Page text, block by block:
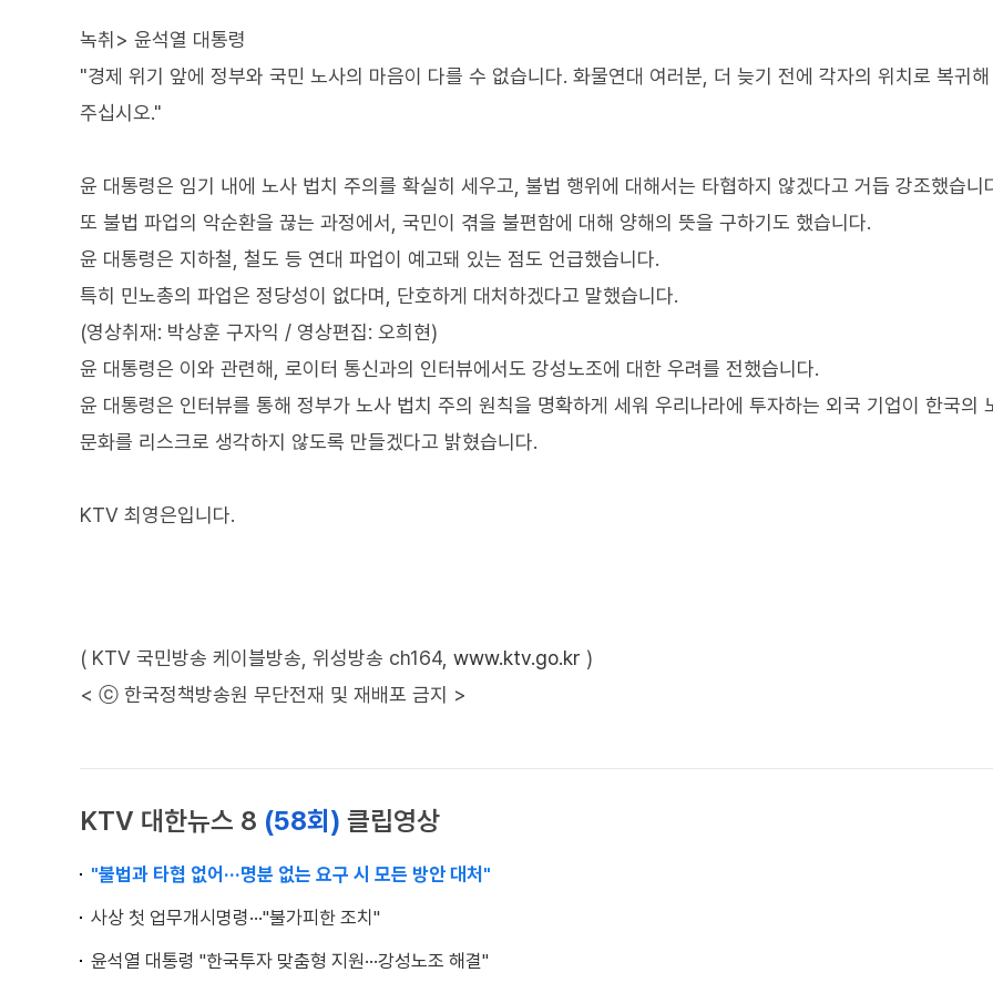
녹취> 윤석열 대통령
"경제 위기 앞에 정부와 국민 노사의 마음이 다를 수 없습니다. 화물연대 여러분, 더 늦기 전에 각자의 위치로 복귀해
주십시오."
윤 대통령은 임기 내에 노사 법치 주의를 확실히 세우고, 불법 행위에 대해서는 타협하지 않겠다고 거듭 강조했습니
또 불법 파업의 악순환을 끊는 과정에서, 국민이 겪을 불편함에 대해 양해의 뜻을 구하기도 했습니다.
윤 대통령은 지하철, 철도 등 연대 파업이 예고돼 있는 점도 언급했습니다.
특히 민노총의 파업은 정당성이 없다며, 단호하게 대처하겠다고 말했습니다.
(영상취재: 박상훈 구자익 / 영상편집: 오희현)
윤 대통령은 이와 관련해, 로이터 통신과의 인터뷰에서도 강성노조에 대한 우려를 전했습니다.
윤 대통령은 인터뷰를 통해 정부가 노사 법치 주의 원칙을 명확하게 세워 우리나라에 투자하는 외국 기업이 한국의
문화를 리스크로 생각하지 않도록 만들겠다고 밝혔습니다.
KTV 최영은입니다.
( KTV 국민방송 케이블방송, 위성방송 ch164, www.ktv.go.kr )
< ⓒ 한국정책방송원 무단전재 및 재배포 금지 >
KTV 대한뉴스 8 (58회) 클립영상
"불법과 타협 없어···명분 없는 요구 시 모든 방안 대처"
사상 첫 업무개시명령···"불가피한 조치"
윤석열 대통령 "한국투자 맞춤형 지원···강성노조 해결"